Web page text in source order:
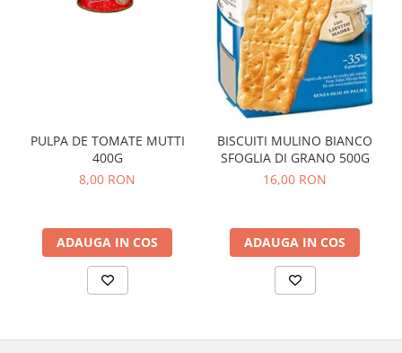
PULPA DE TOMATE MUTTI
400G
8,00 RON
ADAUGA IN COS
BISCUITI MULINO BIANCO
SFOGLIA DI GRANO 500G
16,00 RON
ADAUGA IN COS